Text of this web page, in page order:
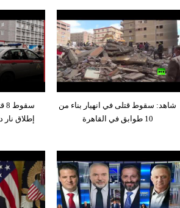
إطلاق نار
شاهد: سقوط قتلى في انهيار بناء من
10 طوابق في القاهرة